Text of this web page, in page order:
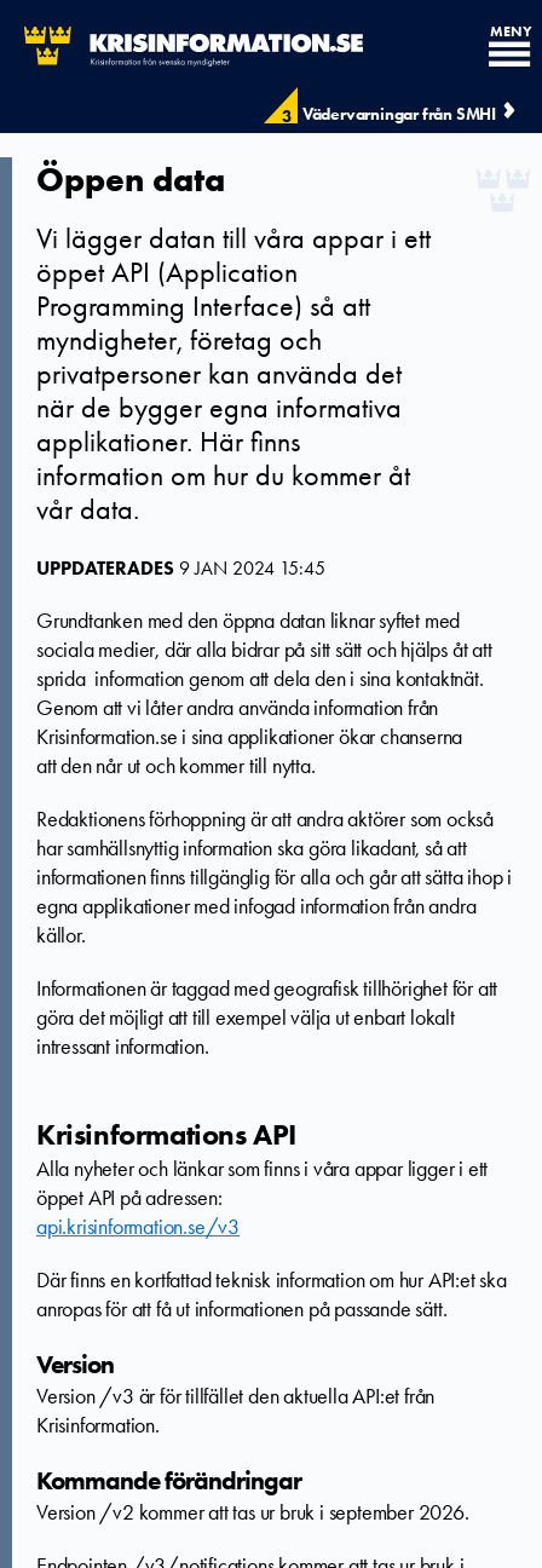
3 Vädervarningar från SMHI
MENY
Öppen data
Vi lägger datan till våra appar i ett
öppet API (Application
Programming Interface) så att
myndigheter, företag och
privatpersoner kan använda det
när de bygger egna informativa
applikationer. Här finns
information om hur du kommer åt
vår data.
UPPDATERADES9 JAN 2024 15:45
Grundtanken med den öppna datan liknar syftet med
sociala medier, där alla bidrar på sitt sätt och hjälps åt att
sprida information genom att dela den i sina kontaktnät.
Genom att vi låter andra använda information från
Krisinformation.se i sina applikationer ökar chanserna
att den når ut och kommer till nytta.
Redaktionens förhoppning är att andra aktörer som också
har samhällsnyttig information ska göra likadant, så att
informationen finns tillgänglig för alla och går att sätta ihop i
egna applikationer med infogad information från andra
källor.
Informationen är taggad med geografisk tillhörighet för att
göra det möjligt att till exempel välja ut enbart lokalt
intressant information.
Krisinformations API
Alla nyheter och länkar som finns i våra appar ligger i ett
öppet API på adressen:
api.krisinformation.se/v3
Där finns en kortfattad teknisk information om hur API:et ska
anropas för att få ut informationen på passande sätt.
Version
Version /v3 är för tillfället den aktuella API:et från
Krisinformation.
Kommande förändringar
Version /v2 kommer att tas ur bruk i september 2026.